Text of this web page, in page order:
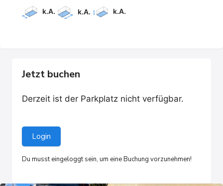
k.A. k.A. k.A.
Jetzt buchen
Derzeit ist der Parkplatz nicht verfügbar.
Login
Du musst eingeloggt sein, um eine Buchung vorzunehmen!